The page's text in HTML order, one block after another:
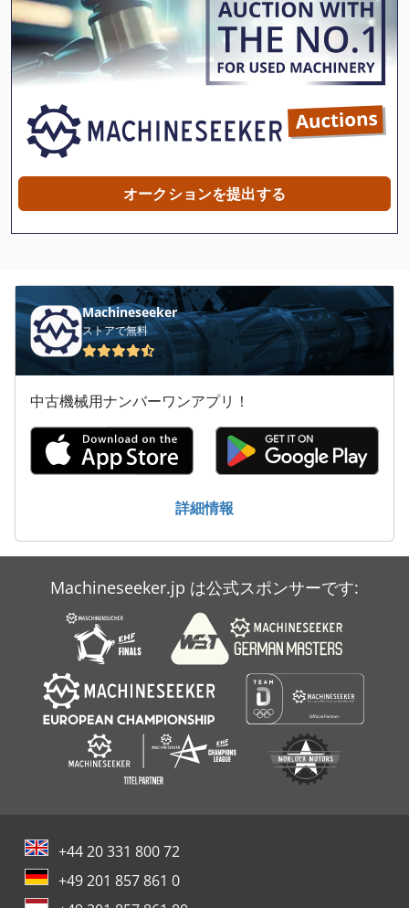
Hansa Apz 1003 H
Hatz Diesel
Hille
Ktk
Schneeberger Aries
Winter Sbs 8 70
エアコン
冷凍トレーラー
冷却 ユニット
冷却タンク
冷却装置
冷蔵 冷凍 車
冷蔵室
オークションを提出する
Machineseeker
ストアで無料
中古機械用ナンバーワンアプリ！
詳細情報
Machineseeker.jp は公式スポンサーです:
+44 20 331 800 72
+49 201 857 861 0